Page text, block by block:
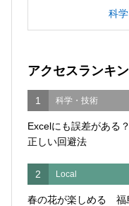
科
アクセスランキ
1 科学・技術
Excelにも誤差がある
正しい回避法
2 Local
春の花が楽しめる 福